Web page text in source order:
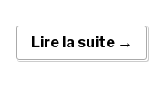
Lire la suite →